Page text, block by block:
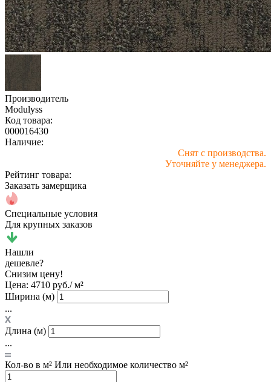
Производитель
Modulyss
Код товара:
000016430
Наличие:
Снят с производства.
Уточняйте у менеджера.
Рейтинг товара:
Заказать замерщика
Специальные условия
Для крупных заказов
Нашли
дешевле?
Снизим цену!
Цена: 4710 руб./ м²
Ширина (м)
...
Длина (м)
...
Кол-во в м² Или необходимое количество м²